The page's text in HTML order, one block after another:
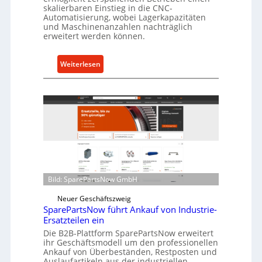
t
s
c
u
t
f
ü
i
d
i
r
e
k
t
e
A
n
skalierbaren Einstieg in die CNC-
Automatisierung, wobei Lagerkapazitäten
und Maschinenanzahlen nachträglich
erweitert werden können.
Weiterlesen
C
l
l
o
e
n
t
w
i
c
k
e
l
Bild: SparePartsNow GmbH
Neuer Geschäftszweig
SparePartsNow führt Ankauf von Industrie-
Ersatzteilen ein
Die B2B-Plattform SparePartsNow erweitert
ihr Geschäftsmodell um den professionellen
Ankauf von Überbeständen, Restposten und